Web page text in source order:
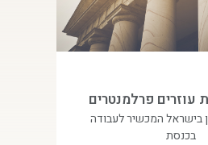
עוזרים פרלמנטרים
בישראל המכשיר לעבודה
בכנסת